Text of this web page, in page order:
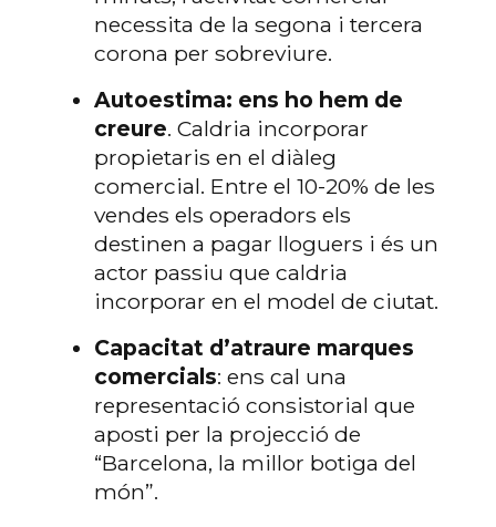
necessita de la segona i tercera
corona per sobreviure.
Autoestima: ens ho hem de
creure. Caldria incorporar
propietaris en el diàleg
comercial. Entre el 10-20% de les
vendes els operadors els
destinen a pagar lloguers i és un
actor passiu que caldria
incorporar en el model de ciutat.
Capacitat d’atraure marques
comercials: ens cal una
representació consistorial que
aposti per la projecció de
“Barcelona, la millor botiga del
món”.